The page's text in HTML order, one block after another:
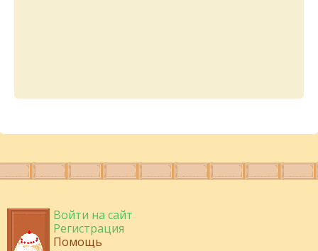
Войти на сайт
Регистрация
Помощь